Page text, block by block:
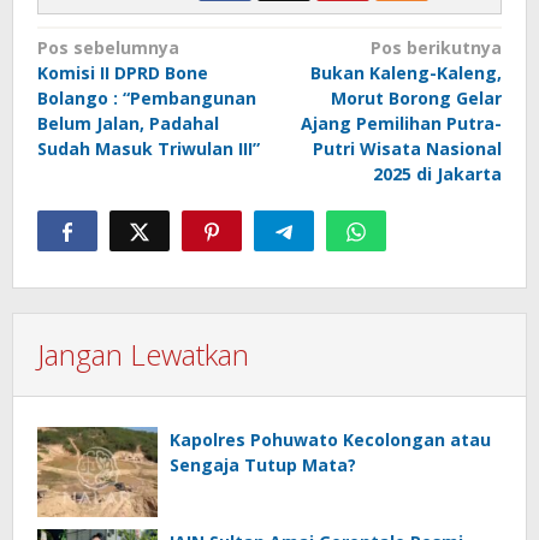
Navigasi
pos
Pos sebelumnya
Komisi II DPRD Bone
Bolango : “Pembangunan
Belum Jalan, Padahal
Sudah Masuk Triwulan III”
Pos berikutnya
Bukan Kaleng-Kaleng,
Morut Borong Gelar
Ajang Pemilihan Putra-
Putri Wisata Nasional
2025 di Jakarta
Jangan Lewatkan
Kapolres Pohuwato Kecolongan atau
Sengaja Tutup Mata?